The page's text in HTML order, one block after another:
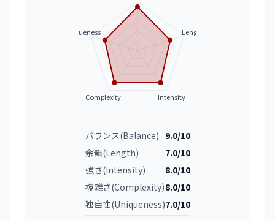
Length
Intensity
Complexity
Uniqueness
バランス(Balance) 9.0/10
余韻(Length)
7.0/10
強さ(Intensity)
8.0/10
複雑さ(Complexity)8.0/10
独自性(Uniqueness)7.0/10